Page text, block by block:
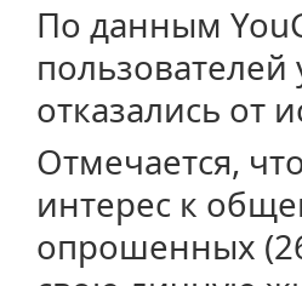
По данным
отказались от
Отмечается,
интерес к
опрошенных